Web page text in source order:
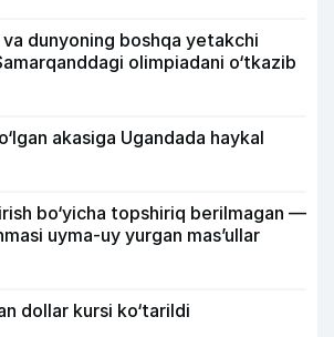
va dunyoning boshqa yetakchi
olimpiadani o‘tkazib
akasiga Ugandada haykal
bo‘yicha topshiriq berilmagan —
uyma-uy yurgan mas’ullar
dollar kursi ko‘tarildi